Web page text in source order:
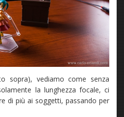
sopra), vediamo come senza
la lunghezza focale, ci
di più ai soggetti, passando per